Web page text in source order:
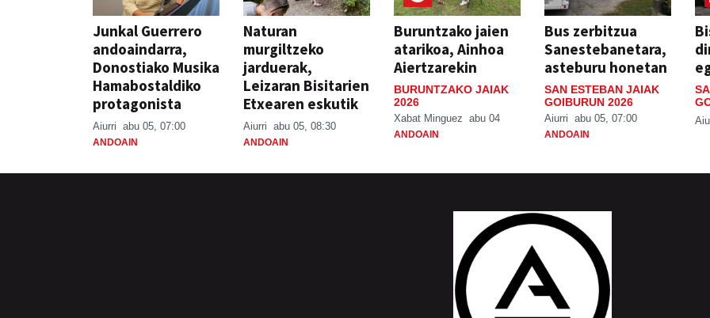
Junkal Guerrero
andoaindarra,
Donostiako Musika
Hamabostaldiko
protagonista
Aiurri abu 05, 07:00
ANDOAIN
Naturan
murgiltzeko
jarduerak,
Leizaran Bisitarien
Etxearen eskutik
Aiurri abu 05, 08:30
ANDOAIN
Buruntzako jaien
atarikoa, Ainhoa
Aiertzarekin
BURUNTZAKO JAIAK
2026
Xabat Minguez abu 04
ANDOAIN
Bus zerbitzua
Sanestebanetara,
asteburu honetan
SAN ESTEBAN JAIAK
GOIBURUN 2026
Aiurri abu 05, 07:00
ANDOAIN